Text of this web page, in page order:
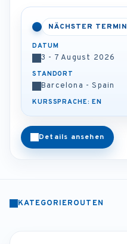
NÄCHSTER TERMIN
DATUM
3 - 7 August 2026
STANDORT
Barcelona - Spain
KURSSPRACHE: EN
Details ansehen
KATEGORIEROUTEN